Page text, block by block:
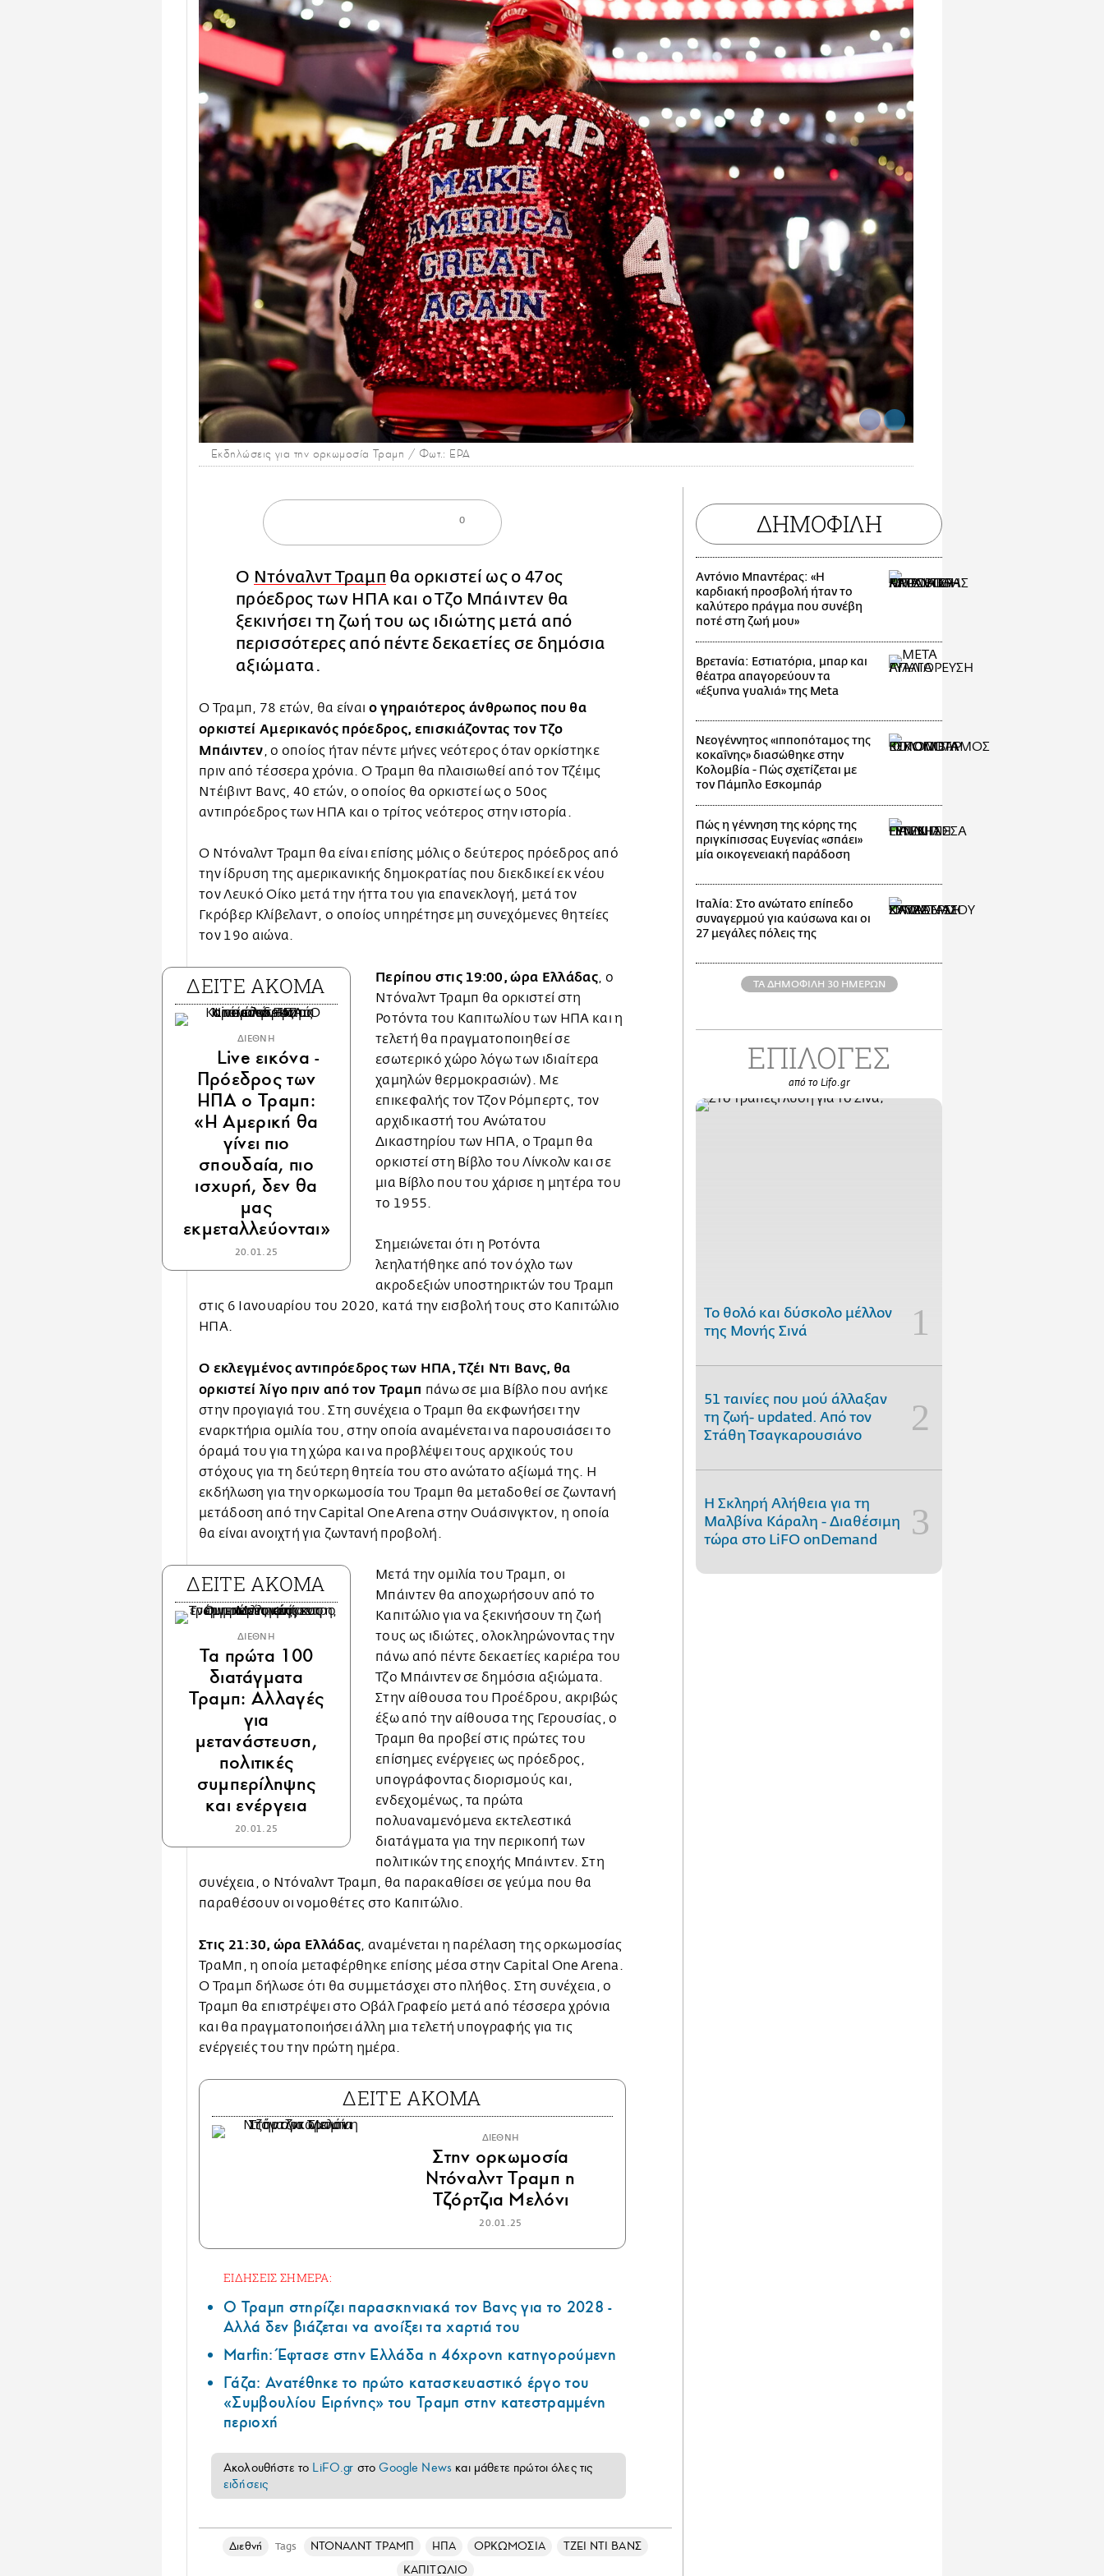
Εκδηλώσεις για την ορκωμοσία Τραμπ / Φωτ.: ΕΡΑ
0
Ο Ντόναλντ Τραμπ θα ορκιστεί ως ο 47ος
πρόεδρος των ΗΠΑ και ο Τζο Μπάιντεν θα
ξεκινήσει τη ζωή του ως ιδιώτης μετά από
περισσότερες από πέντε δεκαετίες σε δημόσια
αξιώματα.
Ο Τραμπ, 78 ετών, θα είναι ο γηραιότερος άνθρωπος που θα
ορκιστεί Αμερικανός πρόεδρος, επισκιάζοντας τον Τζο
Μπάιντεν, ο οποίος ήταν πέντε μήνες νεότερος όταν ορκίστηκε
πριν από τέσσερα χρόνια. Ο Τραμπ θα πλαισιωθεί από τον Τζέιμς
Ντέιβιντ Βανς, 40 ετών, ο οποίος θα ορκιστεί ως ο 50ος
αντιπρόεδρος των ΗΠΑ και ο τρίτος νεότερος στην ιστορία.
Ο Ντόναλντ Τραμπ θα είναι επίσης μόλις ο δεύτερος πρόεδρος από
την ίδρυση της αμερικανικής δημοκρατίας που διεκδικεί εκ νέου
τον Λευκό Οίκο μετά την ήττα του για επανεκλογή, μετά τον
Γκρόβερ Κλίβελαντ, ο οποίος υπηρέτησε μη συνεχόμενες θητείες
τον 19ο αιώνα.
ΔΕΙΤΕ ΑΚΟΜΑ
ΔΙΕΘΝΗ
Live εικόνα -
Πρόεδρος των
ΗΠΑ ο Τραμπ:
«Η Αμερική θα
γίνει πιο
σπουδαία, πιο
ισχυρή, δεν θα
μας
εκμεταλλεύονται»
20.01.25
Περίπου στις 19:00, ώρα Ελλάδας, ο
Ντόναλντ Τραμπ θα ορκιστεί στη
Ροτόντα του Καπιτωλίου των ΗΠΑ και η
τελετή θα πραγματοποιηθεί σε
εσωτερικό χώρο λόγω των ιδιαίτερα
χαμηλών θερμοκρασιών). Με
επικεφαλής τον Τζον Ρόμπερτς, τον
αρχιδικαστή του Ανώτατου
Δικαστηρίου των ΗΠΑ, ο Τραμπ θα
ορκιστεί στη Βίβλο του Λίνκολν και σε
μια Βίβλο που του χάρισε η μητέρα του
το 1955.
Σημειώνεται ότι η Ροτόντα
λεηλατήθηκε από τον όχλο των
ακροδεξιών υποστηρικτών του Τραμπ
στις 6 Ιανουαρίου του 2020, κατά την εισβολή τους στο Καπιτώλιο
ΗΠΑ.
Ο εκλεγμένος αντιπρόεδρος των ΗΠΑ, Τζέι Ντι Βανς, θα
ορκιστεί λίγο πριν από τον Τραμπ πάνω σε μια Βίβλο που ανήκε
στην προγιαγιά του. Στη συνέχεια ο Τραμπ θα εκφωνήσει την
εναρκτήρια ομιλία του, στην οποία αναμένεται να παρουσιάσει το
όραμά του για τη χώρα και να προβλέψει τους αρχικούς του
στόχους για τη δεύτερη θητεία του στο ανώτατο αξίωμά της. Η
εκδήλωση για την ορκωμοσία του Τραμπ θα μεταδοθεί σε ζωντανή
μετάδοση από την Capital One Arena στην Ουάσινγκτον, η οποία
θα είναι ανοιχτή για ζωντανή προβολή.
ΔΕΙΤΕ ΑΚΟΜΑ
ΔΙΕΘΝΗ
Τα πρώτα 100
διατάγματα
Τραμπ: Αλλαγές
για
μετανάστευση,
πολιτικές
συμπερίληψης
και ενέργεια
20.01.25
Μετά την ομιλία του Τραμπ, οι
Μπάιντεν θα αποχωρήσουν από το
Καπιτώλιο για να ξεκινήσουν τη ζωή
τους ως ιδιώτες, ολοκληρώνοντας την
πάνω από πέντε δεκαετίες καριέρα του
Τζο Μπάιντεν σε δημόσια αξιώματα.
Στην αίθουσα του Προέδρου, ακριβώς
έξω από την αίθουσα της Γερουσίας, ο
Τραμπ θα προβεί στις πρώτες του
επίσημες ενέργειες ως πρόεδρος,
υπογράφοντας διορισμούς και,
ενδεχομένως, τα πρώτα
πολυαναμενόμενα εκτελεστικά
διατάγματα για την περικοπή των
πολιτικών της εποχής Μπάιντεν. Στη
συνέχεια, ο Ντόναλντ Τραμπ, θα παρακαθίσει σε γεύμα που θα
παραθέσουν οι νομοθέτες στο Καπιτώλιο.
Στις 21:30, ώρα Ελλάδας, αναμένεται η παρέλαση της ορκωμοσίας
ΤραΜπ, η οποία μεταφέρθηκε επίσης μέσα στην Capital One Arena.
Ο Τραμπ δήλωσε ότι θα συμμετάσχει στο πλήθος. Στη συνέχεια, ο
Τραμπ θα επιστρέψει στο Οβάλ Γραφείο μετά από τέσσερα χρόνια
και θα πραγματοποιήσει άλλη μια τελετή υπογραφής για τις
ενέργειές του την πρώτη ημέρα.
ΔΕΙΤΕ ΑΚΟΜΑ
ΔΙΕΘΝΗ
Στην ορκωμοσία
Ντόναλντ Τραμπ η
Τζόρτζια Μελόνι
20.01.25
ΕΙΔΗΣΕΙΣ ΣΗΜΕΡΑ:
Ο Τραμπ στηρίζει παρασκηνιακά τον Βανς για το 2028 -
Αλλά δεν βιάζεται να ανοίξει τα χαρτιά του
Marfin: Έφτασε στην Ελλάδα η 46χρονη κατηγορούμενη
Γάζα: Ανατέθηκε το πρώτο κατασκευαστικό έργο του
«Συμβουλίου Ειρήνης» του Τραμπ στην κατεστραμμένη
περιοχή
Ακολουθήστε το LiFO.gr στοGoogle News και μάθετε πρώτοι όλες τις
ειδήσεις
Διεθνή Tags ΝΤΟΝΑΛΝΤ ΤΡΑΜΠ ΗΠΑ ΟΡΚΩΜΟΣΙΑ
ΤΖΕΙ ΝΤΙ ΒΑΝΣ
ΚΑΠΙΤΩΛΙΟ
ΔΗΜΟΦΙΛΗ
Αντόνιο Μπαντέρας: «Η
καρδιακή προσβολή ήταν το
καλύτερο πράγμα που συνέβη
ποτέ στη ζωή μου»
Βρετανία: Εστιατόρια, μπαρ και
θέατρα απαγορεύουν τα
«έξυπνα γυαλιά» της Meta
Νεογέννητος «ιπποπόταμος της
κοκαΐνης» διασώθηκε στην
Κολομβία - Πώς σχετίζεται με
τον Πάμπλο Εσκομπάρ
Πώς η γέννηση της κόρης της
πριγκίπισσας Ευγενίας «σπάει»
μία οικογενειακή παράδοση
Ιταλία: Στο ανώτατο επίπεδο
συναγερμού για καύσωνα και οι
27 μεγάλες πόλεις της
ΤΑ ΔΗΜΟΦΙΛΗ 30 ΗΜΕΡΩΝ
ΕΠΙΛΟΓΕΣ
από το Lifo.gr
Το θολό και δύσκολο μέλλον
της Μονής Σινά
51 ταινίες που μού άλλαξαν
τη ζωή- updated. Aπό τον
Στάθη Τσαγκαρουσιάνο
Η Σκληρή Αλήθεια για τη
Μαλβίνα Κάραλη - Διαθέσιμη
τώρα στo LiFO onDemand